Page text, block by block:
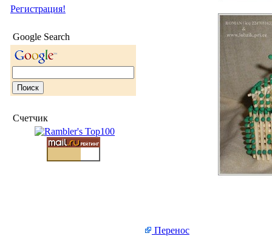
Регистрация!
Google Search
Счетчик
Перенос